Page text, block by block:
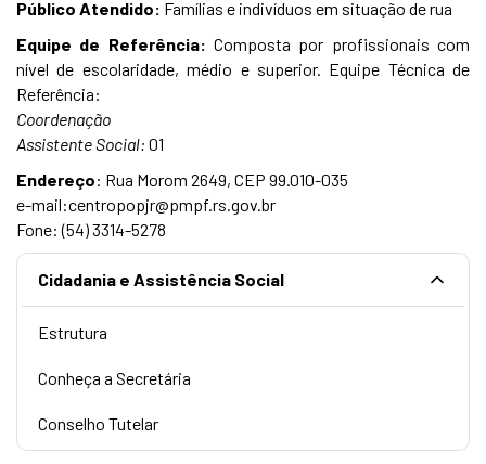
Público Atendido: Famílias e indivíduos em situação de rua
Equipe de Referência: Composta por profissionais com
nível de escolaridade, médio e superior. Equipe Técnica de
Referência:
Coordenação
Assistente Social: 01
Endereço: Rua Morom 2649, CEP 99.010-035
e-mail:centropopjr@pmpf.rs.gov.br
Fone: (54) 3314-5278
Cidadania e Assistência Social
Estrutura
Conheça a Secretária
Conselho Tutelar